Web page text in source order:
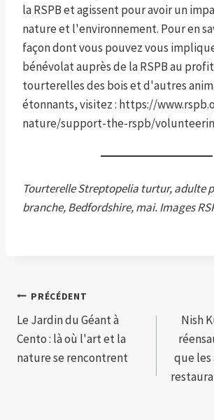
la RSPB et agissent pour avoir un
nature et l'environnement. Pour en
façon dont vous pouvez vous
bénévolat auprès de la RSPB au
tourterelles des bois et d'autres
étonnants, visitez : https://
nature/support-the-rspb/
Tourterelle Streptopelia turtur, adulte
branche, Bedfordshire, mai. Images
Navigation
de
l’article
PRÉCÉDENT
Le Jardin du Géant à
Cento : là où l'art et la
nature se rencontrent
Nish
que les